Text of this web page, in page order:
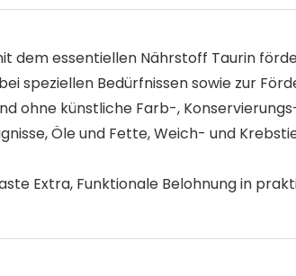
dem essentiellen Nährstoff Taurin
speziellen Bedürfnissen sowie zur
ohne künstliche Farb-,
Öle und Fette, Weich- und
Extra, Funktionale Belohnung in